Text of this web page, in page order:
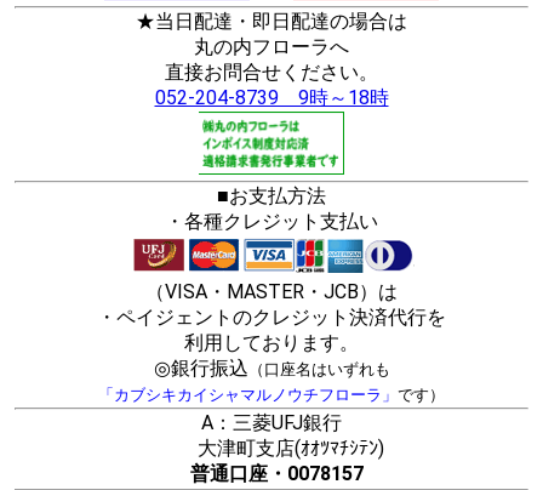
★当日配達・即日配達の場合は
丸の内フローラへ
直接お問合せください。
052-204-8739 9時～18時
■お支払方法
・各種クレジット支払い
（VISA・MASTER・JCB）は
・ペイジェントのクレジット決済代行を
利用しております。
◎銀行振込 （口座名はいずれも
「カブシキカイシャマルノウチフローラ」 です）
A：三菱UFJ銀行
大津町支店(ｵｵﾂﾏﾁｼﾃﾝ)
普通口座・0078157